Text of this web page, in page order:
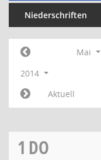
Niederschriften
Mai
2014
Aktuell
1 DO